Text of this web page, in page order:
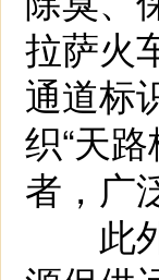
拉萨火
通道标
织“天
者，广
此外